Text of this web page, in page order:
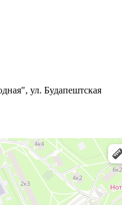
ул. Будапештская